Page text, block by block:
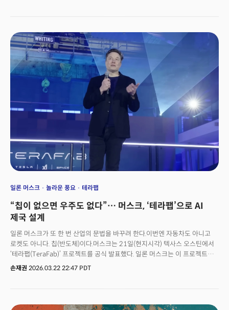
오프닝벨 행사 후 최 회장은 CNBC와의 인터뷰에서 “드디어 꿈이 현실이
됐다”고 했다. 15년 전 SK가 하이닉스를 인수했을 당시를 돌아보며 소회를
밝힌 것이다. 블룸버그TV 인터뷰에서는 투자자들에게 충분한 수익률을
제공하고, 주가가 안정적으로 유지된다면 ADR 추가 발행을 검토할 수 있다는
언급도 했다. 이날 나스닥 시장에서 SK하이닉스(티커명 SKHYV)의 거래
열기도 뜨거웠다. 공모가 149달러 대비 껑충 뛴 170달러에 시초가를 형성한
뒤 장중 177달러까지 오르다 168.01달러로 마감했다. 종가 기준 상승률은
12.76%. 이번 상장으로 SK하이닉스가 조달한 금액은 총 265억달러(약
39조8100억원)에 달했다. 미국 IPO 전체를 통틀어도 최근 기록적인 매각을
단행한 스페이스X(857억달러)에 이어 역대 2위 규모에 해당하는 초대형 자본
일론 머스크 놀라운 풍요 테라팹
“칩이 없으면 우주도 없다”… 머스크, ‘테라팹’으로 AI
제국 설계
일론 머스크가 또 한 번 산업의 문법을 바꾸려 한다.이번엔 자동차도 아니고
로켓도 아니다. 칩(반도체)이다.머스크는 21일(현지시각) 텍사스 오스틴에서
‘테라팹(TeraFab)’ 프로젝트를 공식 발표했다. 일론 머스크는 이 프로젝트를
"역사상 가장 서사적인 칩 제조 도전이다. 사람들이 아직 상상조차 하지
든 것은 칩 공장이 아니라 예고한대로 '놀라운 풍요(Amazing
손재권 2026.03.22 22:47 PDT